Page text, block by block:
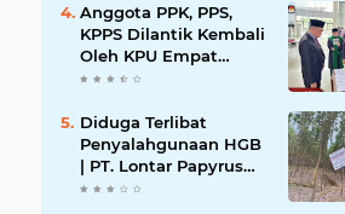
Anggota PPK, PPS,
KPPS Dilantik Kembali
Oleh KPU Empat
Lawang Pasca
Diduga Terlibat
Penyalahgunaan HGB
| PT. Lontar Papyrus
Bemilih Bungkam